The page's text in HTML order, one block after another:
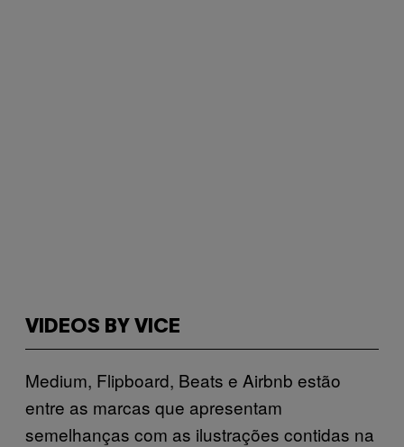
VIDEOS BY VICE
Medium, Flipboard, Beats e Airbnb estão
entre as marcas que apresentam
semelhanças com as ilustrações contidas na